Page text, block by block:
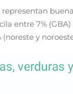
entre 7% (GBA)
(noreste y